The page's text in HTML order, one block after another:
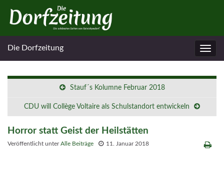
Die Dorfzeitung
Stauf´s Kolumne Februar 2018
CDU will Collège Voltaire als Schulstandort entwickeln
Horror statt Geist der Heilstätten
Veröffentlicht unterAlle Beiträge 11. Januar 2018